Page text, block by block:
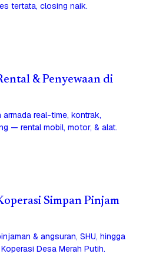
tertata, closing naik.
& Penyewaan di
real-time, kontrak,
— rental mobil, motor, & alat.
Simpan Pinjam
& angsuran, SHU, hingga
Desa Merah Putih.